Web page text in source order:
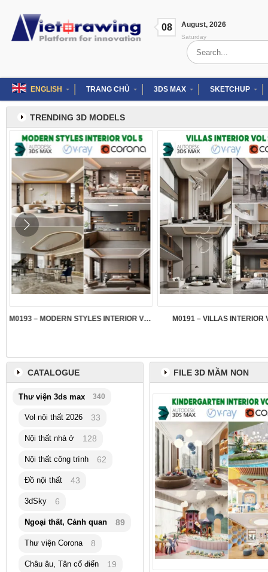
content
08 August, 2026
Saturday
Search
for:
ENGLISH TRANG CHỦ 3DS MAX SKETCHUP
TRENDING 3D MODELS
M0193 – MODERN STYLES INTERIOR VOL.5 M0191 – VILLAS INTERIOR
FILE 3D MẦM NON
CATALOGUE
Thư viện 3ds max 340
Vol nội thất 2026 33
Nội thất nhà ở 128
Nội thất công trình 62
Đồ nội thất 43
3dSky 6
Ngoại thất, Cảnh quan 89
Thư viện Corona 8
Châu âu, Tân cổ điển 19